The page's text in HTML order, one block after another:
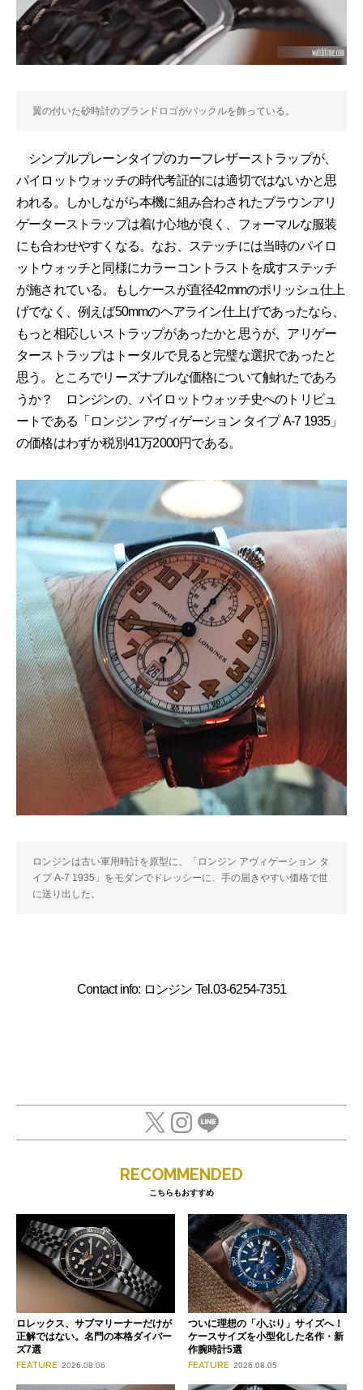
翼の付いた砂時計のブランドロゴがバックルを飾っている。
シンプルプレーンタイプのカーフレザーストラップが、
パイロットウォッチの時代考証的には適切ではないかと思
われる。しかしながら本機に組み合わされたブラウンアリ
ゲーターストラップは着け心地が良く、フォーマルな服装
にも合わせやすくなる。なお、ステッチには当時のパイロ
ットウォッチと同様にカラーコントラストを成すステッチ
が施されている。もしケースが直径42mmのポリッシュ仕上
げでなく、例えば50mmのヘアライン仕上げであったなら、
もっと相応しいストラップがあったかと思うが、アリゲー
ターストラップはトータルで見ると完璧な選択であったと
思う。ところでリーズナブルな価格について触れたであろ
うか？ ロンジンの、パイロットウォッチ史へのトリビュ
ートである「ロンジン アヴィゲーション タイプ A-7 1935」
の価格はわずか税別41万2000円である。
ロンジンは古い軍用時計を原型に、「ロンジン アヴィゲーション タ
イプ A-7 1935」をモダンでドレッシーに、手の届きやすい価格で世
に送り出した。
Contact info: ロンジン Tel.03-6254-7351
RECOMMENDED
こちらもおすすめ
ロレックス、サブマリーナーだけが
正解ではない。名門の本格ダイバー
ズ7選
FEATURE 2026.08.06
ついに理想の「小ぶり」サイズへ！
ケースサイズを小型化した名作・新
作腕時計5選
FEATURE 2026.08.05